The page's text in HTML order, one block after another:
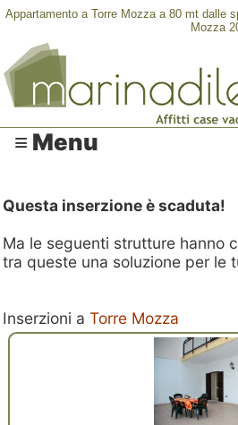
Appartamento a Torre Mozza a 80 mt dalle
Mozza
≡ Menu
Questa inserzione è scaduta!
Ma le seguenti strutture hanno
tra queste una soluzione per le
Inserzioni aTorre Mozza